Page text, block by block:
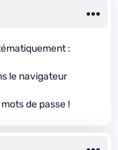
:
le navigateur
de passe !